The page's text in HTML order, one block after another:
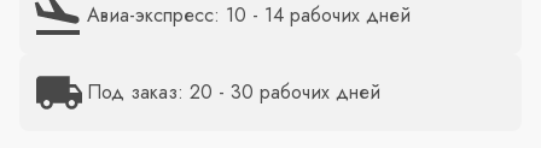
Авиа-экспресс: 10 - 14 рабочих дней
Под заказ: 20 - 30 рабочих дней